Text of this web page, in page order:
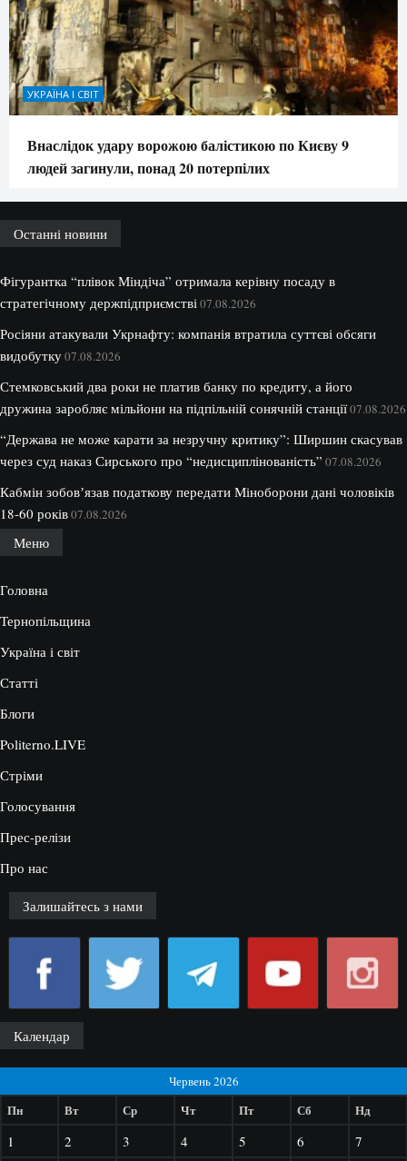
УКРАЇНА І СВІТ
Внаслідок удару ворожою балістикою по Києву 9
людей загинули, понад 20 потерпілих
Останні новини
Фігурантка “плівок Міндіча” отримала керівну посаду в
стратегічному держпідприємстві07.08.2026
Росіяни атакували Укрнафту: компанія втратила суттєві обсяги
видобутку07.08.2026
Стемковський два роки не платив банку по кредиту, а його
дружина заробляє мільйони на підпільній сонячній станції07.08.2026
“Держава не може карати за незручну критику”: Ширшин скасував
через суд наказ Сирського про “недисциплінованість” 07.08.2026
Кабмін зобовʼязав податкову передати Міноборони дані чоловіків
18-60 років07.08.2026
Меню
Головна
Тернопільщина
Україна і світ
Статті
Блоги
Politerno.LIVE
Стріми
Голосування
Прес-релізи
Про нас
Залишайтесь з нами
Календар
Червень 2026
Пн Вт Ср Чт Пт Сб Нд
1 2 3 4 5 6 7